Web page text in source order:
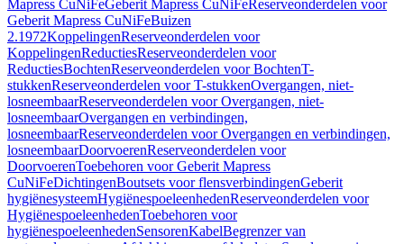
Mapress CuNiFeGeberit Mapress CuNiFeReserveonderdelen voor
Geberit Mapress CuNiFeBuizen
2.1972KoppelingenReserveonderdelen voor
KoppelingenReductiesReserveonderdelen voor
ReductiesBochtenReserveonderdelen voor BochtenT-
stukkenReserveonderdelen voor T-stukkenOvergangen, niet-
losneembaarReserveonderdelen voor Overgangen, niet-
losneembaarOvergangen en verbindingen,
losneembaarReserveonderdelen voor Overgangen en verbindingen,
losneembaarDoorvoerenReserveonderdelen voor
DoorvoerenToebehoren voor Geberit Mapress
CuNiFeDichtingenBoutsets voor flensverbindingenGeberit
hygiënesysteemHygiënespoeleenhedenReserveonderdelen voor
HygiënespoeleenhedenToebehoren voor
hygiënespoeleenhedenSensorenKabelBegrenzer van